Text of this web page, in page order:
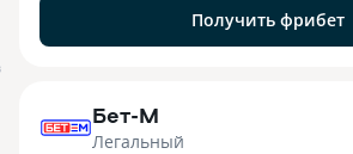
Получить фрибет
Бет-М
Легальный